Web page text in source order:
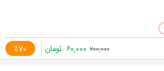
٪70 ۲۰۰,۰۰۰ ۶۰,۰۰۰ تومان